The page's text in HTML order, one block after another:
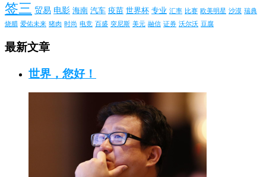
签三 贸易 电影 海南 汽车 疫苗 世界杯 专业 汇率 比赛 欧美明星 沙漠 瑞典
烧腊 爱佑未来 猪肉 时尚 电竞 百盛 突尼斯 美元 融信 证券 沃尔沃 豆腐
最新文章
世界，您好！